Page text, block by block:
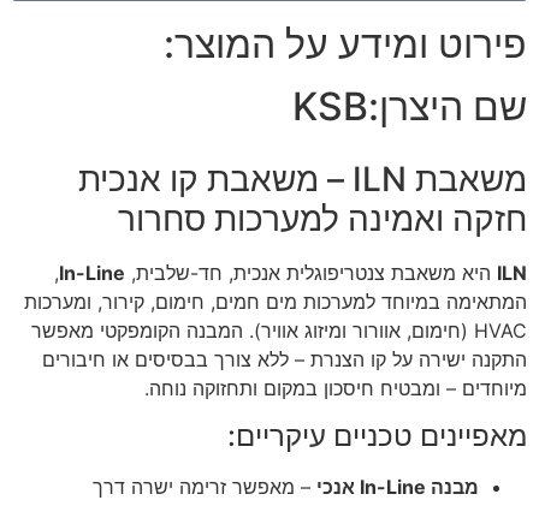
פירוט ומידע על המוצר:
שם היצרן:KSB
משאבת ILN – משאבת קו אנכית
חזקה ואמינה למערכות סחרור
ILN היא משאבת צנטריפוגלית אנכית, חד-שלבית, In-Line
,
המתאימה במיוחד למערכות מים חמים, חימום, קירור, ומערכות
HVAC (חימום, אוורור ומיזוג אוויר). המבנה הקומפקטי מאפשר
התקנה ישירה על קו הצנרת – ללא צורך בבסיסים או חיבורים
מיוחדים – ומבטיח חיסכון במקום ותחזוקה נוחה.
מאפיינים טכניים עיקריים:
מבנה In-Line אנכי
– מאפשר זרימה ישרה דרך